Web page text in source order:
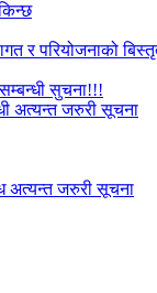
र परियोजनाको
सुचना!!!
अत्यन्त जरुरी सूचना
अत्यन्त जरुरी सूचना